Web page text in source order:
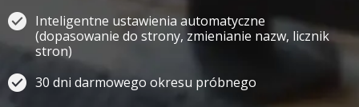
Inteligentne ustawienia automatyczne
(dopasowanie do strony, zmienianie nazw, licznik
stron)
30 dni darmowego okresu próbnego